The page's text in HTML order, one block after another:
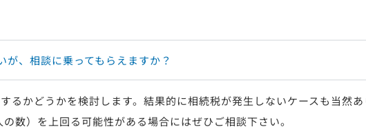
、相談に乗ってもらえますか？
るかどうかを検討します。結果的に相続税が発生しないケースも当然
数）を上回る可能性がある場合にはぜひご相談下さい。